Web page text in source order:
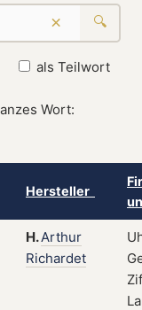
× 🔍
als Teilwort
Wort:
Hersteller
H.Arthur
Richardet